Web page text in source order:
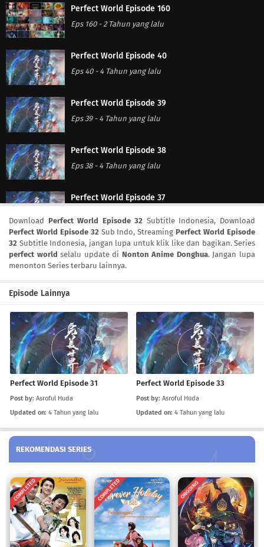
Perfect World Episode 160
Eps 160- 2 Tahun yang lalu
Perfect World Episode 40
Eps 40- 4 Tahun yang lalu
Perfect World Episode 39
Eps 39- 4 Tahun yang lalu
Perfect World Episode 38
Eps 38- 4 Tahun yang lalu
Perfect World Episode 37
Perfect World Episode 36
Eps 36 4 Tahun yang lalu
Perfect World Episode 34
Eps 34-4 Tahun yang lalu
Perfect World Episode 33
Eps 33 4 Tahun yang lalu
Perfect World Episode 32
Eps 32
Perfect World Episode 31
Eps 31 -4 Tahun yang lalu
Perfect World Episode 30
Eps 30 -4 Tahun yang lalu
Download Perfect World Episode 32 Subtitle Indonesia, Download
Perfect World Episode 32 Sub Indo, StreamingPerfect World Episode
32 Subtitle Indonesia, jangan lupa untuk klik like dan bagikan. Series
perfect world selalu update di Nonton Anime Donghua. Jangan lupa
menonton Series terbaru lainnya.
Episode Lainnya
Perfect World Episode 31
Post by: Asroful Huda
Updated on: 4 Tahun yang lalu
Perfect World Episode 33
Post by: Asroful Huda
Updated on: 4 Tahun yang lalu
REKOMENDASI SERIES
COMPLETED COMPLETED ONGOING